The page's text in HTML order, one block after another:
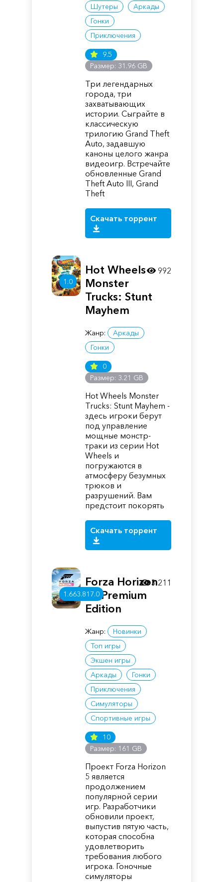
Шутеры
Аркады
Гонки
Приключения
9.5
Размер: 31.96 GB
Три легендарных
города, три
захватывающих
истории. Сыграйте в
классическую
трилогию Grand Theft
Auto, задавшую
каноны целого жанра
видеоигр. Встречайте
обновленные Grand
Theft Auto III, Grand
Theft
Скачать торрент
1.0
Hot Wheels
Monster
Trucks: Stunt
Mayhem
Жанр:
Аркады
Гонки
0
Размер: 3.21 GB
Hot Wheels Monster
Trucks: Stunt Mayhem -
здесь игроки берут
под управление
мощные монстр-
траки из серии Hot
Wheels и
погружаются в
атмосферу безумных
трюков и
разрушений. Вам
предстоит покорять
Скачать торрент
992
1.663.817.0
Forza Horizon
5 - Premium
Edition
Жанр:
Новинки
Топ игры
Экшен игры
Аркады
Гонки
Приключения
Симуляторы
Спортивные игры
10
Размер: 161 GB
Проект Forza Horizon
5 является
продолжением
популярной серии
игр. Разработчики
обновили проект,
выпустив пятую часть,
которая способна
удовлетворить
требования любого
игрока. Гоночные
симуляторы
3 211